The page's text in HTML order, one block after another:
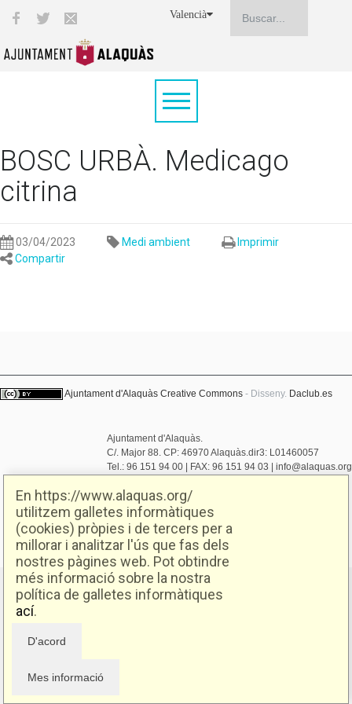
En https://www.alaquas.org/
utilitzem galletes informàtiques
(cookies) pròpies i de tercers per a
millorar i analitzar l'ús que fas dels
nostres pàgines web. Pot obtindre
més informació sobre la nostra
política de galletes informàtiques
ací.
Valencià
BOSC URBÀ. Medicago
citrina
03/04/2023 Medi ambient
Imprimir
Compartir
Ajuntament d'Alaquàs Creative Commons - Disseny. Daclub.es
Ajuntament d'Alaquàs.
C/. Major 88. CP: 46970 Alaquàs.dir3: L01460057
Tel.: 96 151 94 00 | FAX: 96 151 94 03 | info@alaquas.org
Delegat de protecció de dades: dpd@alaquas.org
Política de cookies